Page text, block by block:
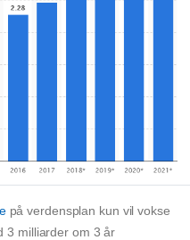
på verdensplan kun vil vokse
3 milliarder om 3 år